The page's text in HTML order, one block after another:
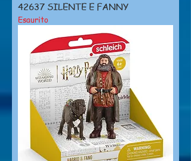
42637 SILENTE E FANNY
Esaurito